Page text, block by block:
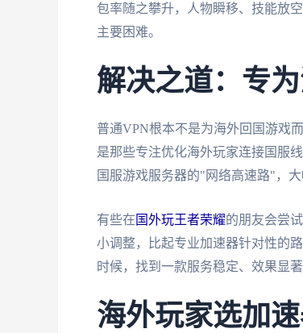
包率随之攀升，人物瞬移、技能放
主要困难。
解决之道：专
普通VPN根本不是为海外回国游戏
是那些专注优化海外玩家连接国服
国服游戏服务器的"网络高速路"，
有些在 国外玩王者荣耀的朋友会尝
小调整，比起专业加速器针对性的
时候，找到一款服务稳定、效果显
海外玩家选加